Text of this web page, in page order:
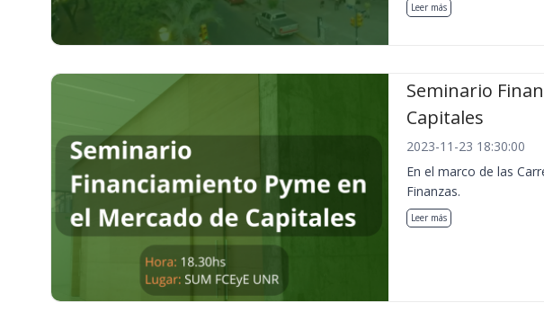
Leer más
Seminario
Capitales
2023-11-23 18:30:00
En el marco de las
Finanzas.
Leer más